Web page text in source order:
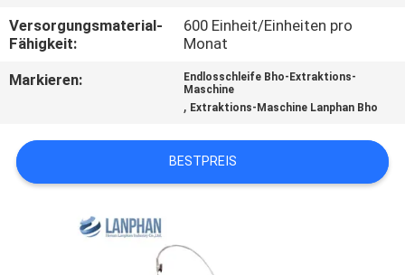
SIE
MIT
UNS
VERBINDUNG
SIE EIN
Versorgungsmaterial-
Fähigkeit:
600 Einheit/Einheiten pro
Monat
Markieren:
Endlosschleife Bho-Extraktions-
Maschine
, Extraktions-Maschine Lanphan Bho
BESTPREIS